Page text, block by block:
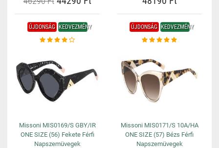
ÚJDONSÁG KEDVEZMÉNY
Missoni MIS0169/S GBY/IR
ONE SIZE (56) Fekete Férfi
Napszemüvegek
ÚJDONSÁG KEDVEZMÉNY
Missoni MIS0171/S 10A/HA
ONE SIZE (57) Bézs Férfi
Napszemüvegek